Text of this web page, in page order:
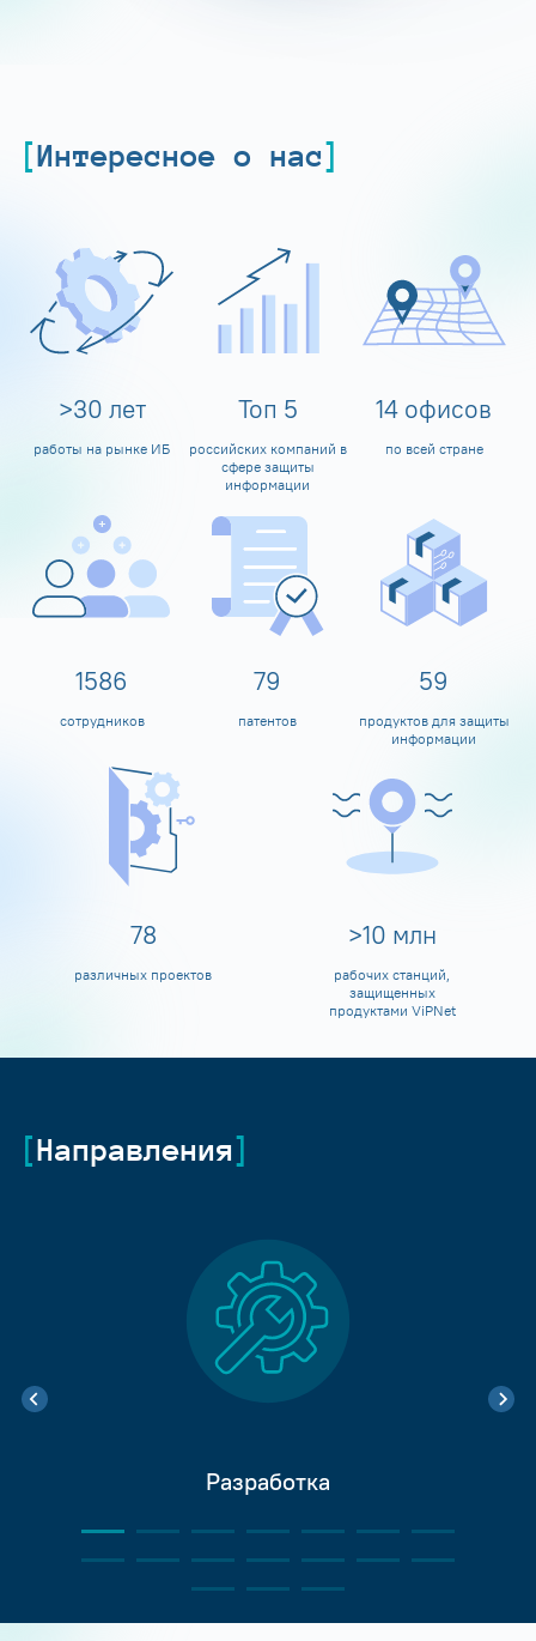
Интересное о нас
>30 лет
работы на рынке ИБ
Топ 5
российских компаний в
сфере защиты
информации
14 офисов
по всей стране
1600
сотрудников
80
патентов
60
продуктов для защиты
информации
80
различных проектов
>10 млн
рабочих станций,
защищенных
продуктами ViPNet
Направления
Разработка